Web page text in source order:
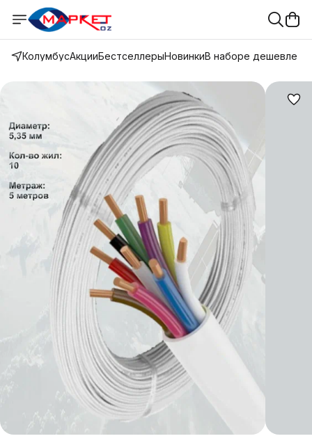
КолумбусАкцииБестселлерыНовинкиВ наборе дешевле